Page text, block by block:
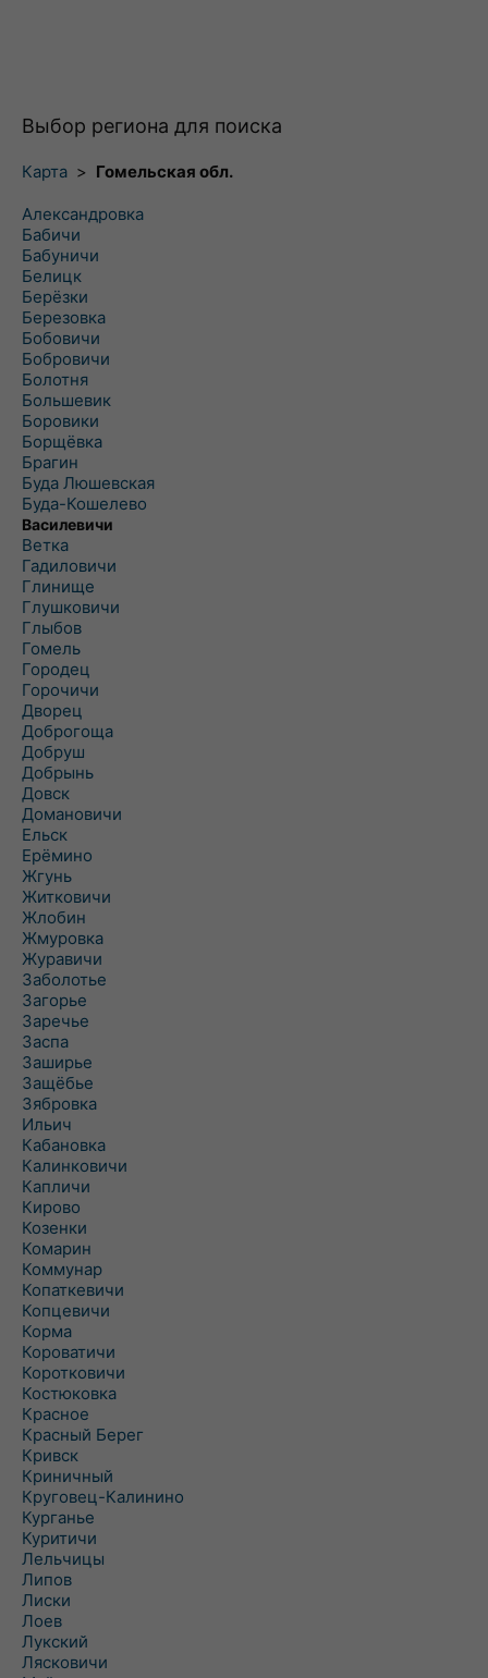
Выбор региона для поиска
Карта > Гомельская обл.
Александровка
Бабичи
Бабуничи
Белицк
Берёзки
Березовка
Бобовичи
Бобровичи
Болотня
Большевик
Боровики
Борщёвка
Брагин
Буда Люшевская
Буда-Кошелево
Василевичи
Ветка
Гадиловичи
Глинище
Глушковичи
Глыбов
Гомель
Городец
Горочичи
Дворец
Доброгоща
Добруш
Добрынь
Довск
Домановичи
Ельск
Ерёмино
Жгунь
Житковичи
Жлобин
Жмуровка
Журавичи
Заболотье
Загорье
Заречье
Заспа
Заширье
Защёбье
Зябровка
Ильич
Кабановка
Калинковичи
Капличи
Кирово
Козенки
Комарин
Коммунар
Копаткевичи
Копцевичи
Корма
Короватичи
Коротковичи
Костюковка
Красное
Красный Берег
Кривск
Криничный
Круговец-Калинино
Курганье
Куритичи
Лельчицы
Липов
Лиски
Лоев
Лукский
Лясковичи